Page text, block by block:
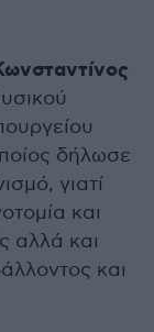
δήλωσε
γιατί
και
αλλά και
και